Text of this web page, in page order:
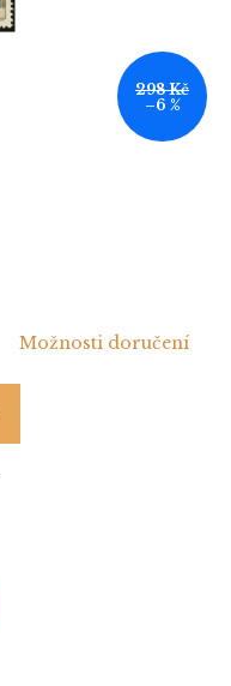
298 Kč
–6 %
Možnosti doručení